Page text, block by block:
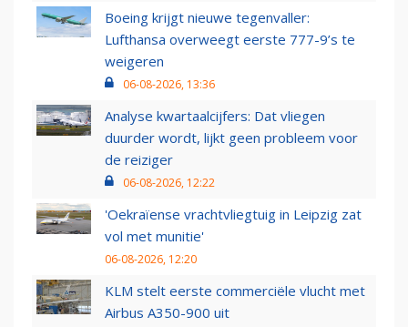
Boeing krijgt nieuwe tegenvaller:
Lufthansa overweegt eerste 777-9’s te
weigeren
06-08-2026, 13:36
Analyse kwartaalcijfers: Dat vliegen
duurder wordt, lijkt geen probleem voor
de reiziger
06-08-2026, 12:22
'Oekraïense vrachtvliegtuig in Leipzig zat
vol met munitie'
06-08-2026, 12:20
KLM stelt eerste commerciële vlucht met
Airbus A350-900 uit